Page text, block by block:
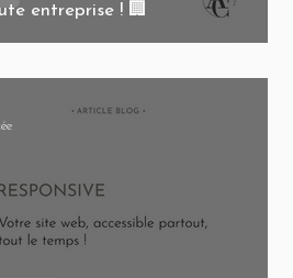
entreprise ! 🏢